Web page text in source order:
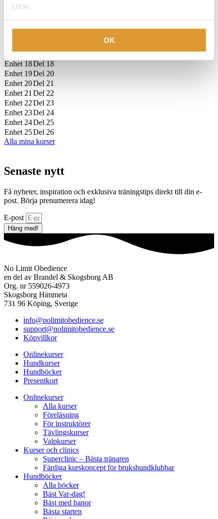
sidan.
OK
Enhet 12
Enhet 17Del 17
Enhet 18Del 18
Enhet 19Del 20
Enhet 20Del 21
Enhet 21 Del 22
Enhet 22Del 23
Enhet 23Del 24
Enhet 24Del 25
Enhet 25Del 26
Alla mina kurser
Senaste nytt
Få nyheter, inspiration och exklusiva träningstips direkt till din e-
post. Börja prenumerera idag!
E-post
Häng med!
No Limit Obedience
en del av Brandel & Skogsborg AB
Org. nr 559026-4973
Skogsborg Himmeta
731 96 Köping, Sverige
info@nolimitobedience.se
support@nolimitobedience.se
Köpvillkor
Onlinekurser
Hundkurser
Hundböcker
Presentkort
Onlinekurser
Alla kurser
Föreläsning
För instruktörer
Tävlingskurser
Valpkurser
Kurser och clinics
Superclinic – Bästa tränaren
Färdiga kurskoncept för brukshundklubbar
Hundböcker
Alla böcker
Bäst Var-dag!
Bäst med banor
Bästa starten